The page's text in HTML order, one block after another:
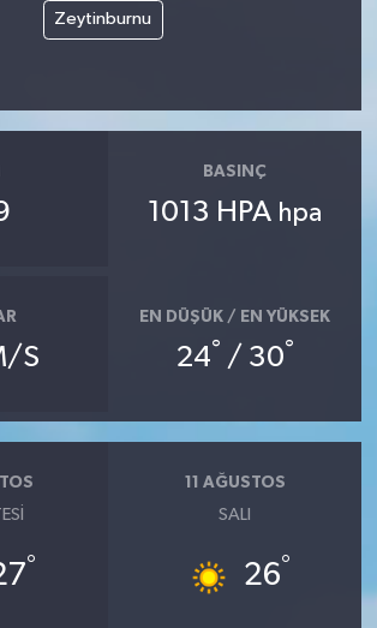
Zeytinburnu
BASINÇ
1013 HPA hpa
S
EN DÜŞÜK / EN YÜKSEK
24° / 30°
°
11 AĞUSTOS
SALI
26°